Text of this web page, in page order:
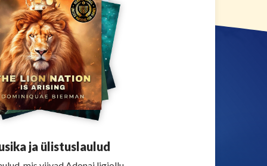
ja ülistuslaulud